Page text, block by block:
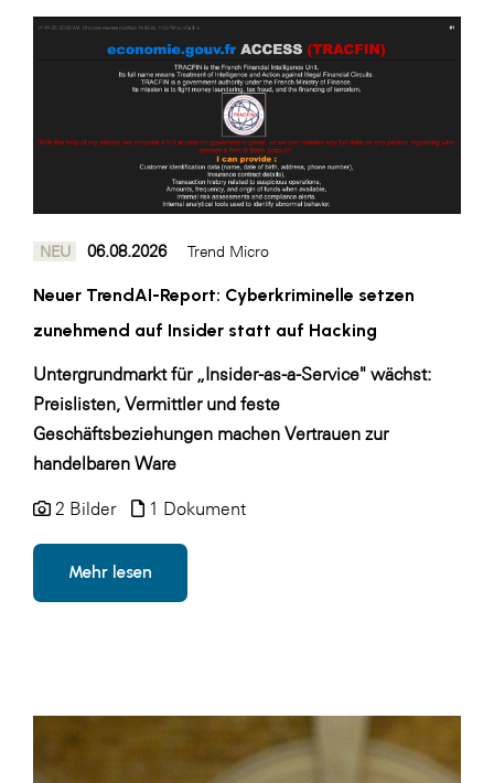
AustroCel Hallein
Bundesverband Sonnenschutztechnik
Cineplexx
Colmobil Austria
Darbo
Designer Outlets Parndorf und Salzburg
DOMOFERM
Essity
EY
FG UBIT Salzburg
foodaffairs
Fressnapf
FRoSTA
GBV - Verband gemeinnütziger
NEU 06.08.2026 Trend Micro
Neuer TrendAI-Report: Cyberkriminelle setzen
zunehmend auf Insider statt auf Hacking
Untergrundmarkt für „Insider-as-a-Service" wächst:
Preislisten, Vermittler und feste
Geschäftsbeziehungen machen Vertrauen zur
handelbaren Ware
2 Bilder 1 Dokument
Mehr lesen